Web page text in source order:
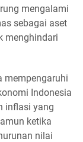
mengalami
sebagai aset
menghindari
mempengaruhi
Indonesia
inflasi yang
ketika
nilai